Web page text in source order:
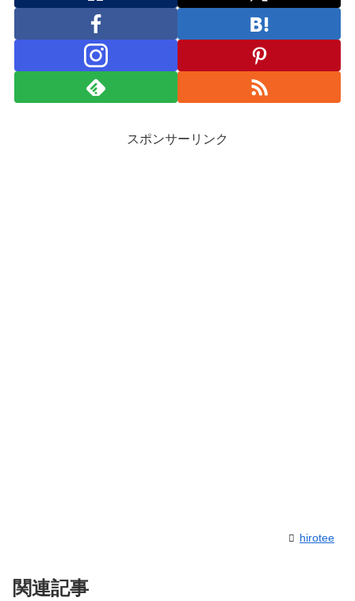
スポンサーリンク
hirotee
関連記事